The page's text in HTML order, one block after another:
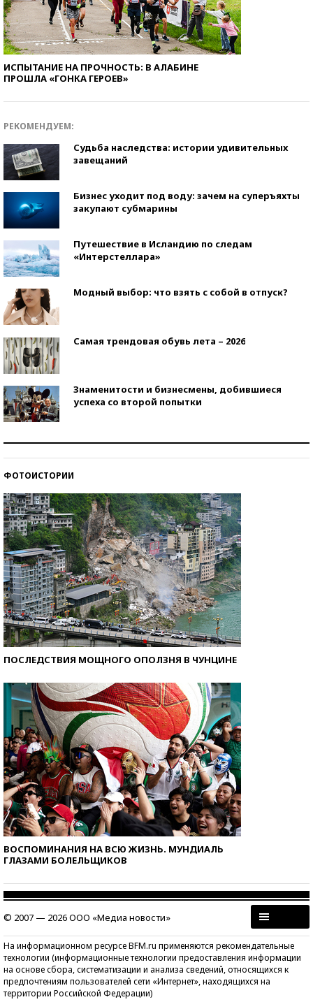
ИСПЫТАНИЕ НА ПРОЧНОСТЬ: В АЛАБИНЕ
ПРОШЛА «ГОНКА ГЕРОЕВ»
РЕКОМЕНДУЕМ:
Судьба наследства: истории удивительных
завещаний
Бизнес уходит под воду: зачем на суперъяхты
закупают субмарины
Путешествие в Исландию по следам
«Интерстеллара»
Модный выбор: что взять с собой в отпуск?
Самая трендовая обувь лета – 2026
Знаменитости и бизнесмены, добившиеся
успеха со второй попытки
ФОТОИСТОРИИ
ПОСЛЕДСТВИЯ МОЩНОГО ОПОЛЗНЯ В ЧУНЦИНЕ
ВОСПОМИНАНИЯ НА ВСЮ ЖИЗНЬ. МУНДИАЛЬ
ГЛАЗАМИ БОЛЕЛЬЩИКОВ
© 2007 — 2026 ООО «Медиа новости»
На информационном ресурсе BFM.ru применяются рекомендательные
технологии (информационные технологии предоставления информации
на основе сбора, систематизации и анализа сведений, относящихся к
предпочтениям пользователей сети «Интернет», находящихся на
территории Российской Федерации)